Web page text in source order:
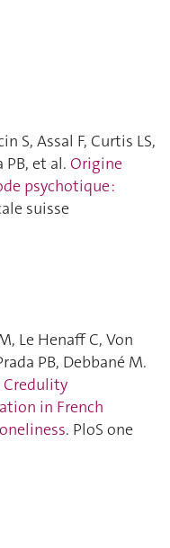
S, Assal F, Curtis LS,
PB, et al. Origine
psychotique :
suisse
Le Henaff C, Von
PB, Debbané M.
Credulity
in French
. PloS one